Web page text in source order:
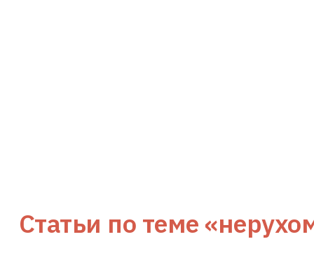
Статьи по теме